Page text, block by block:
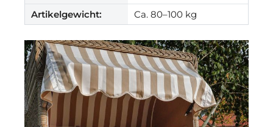
Artikelgewicht:
Ca. 80–100 kg